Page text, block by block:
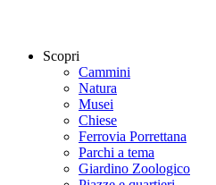
Scopri
Cammini
Natura
Musei
Chiese
Ferrovia Porrettana
Parchi a tema
Giardino Zoologico